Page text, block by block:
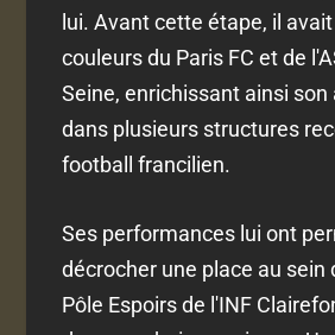
lui. Avant cette étape, il
couleurs du Paris FC et de
Seine, enrichissant ainsi
dans plusieurs structures
football francilien.
Ses performances lui ont
décrocher une place au sein
Pôle Espoirs de l'INF